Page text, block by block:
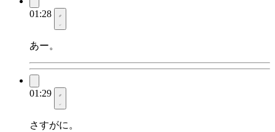
01:28
あー。
01:29
さすがに。